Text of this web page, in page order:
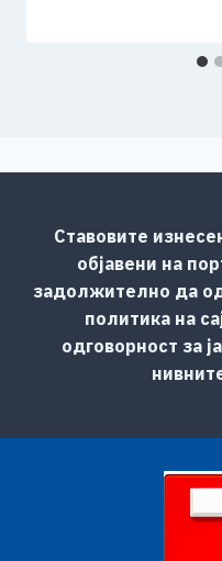
Ставовите
објавени на
задолжително да
политика на
одговорност за